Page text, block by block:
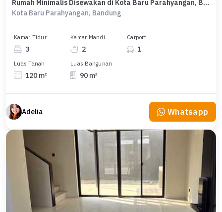
Rumah Minimalis Disewakan di Kota Baru Parahyangan, Bandung, Harga Ekonomis
Kota Baru Parahyangan, Bandung
Kamar Tidur
3
Kamar Mandi
2
Carport
1
Luas Tanah
120 m²
Luas Bangunan
90 m²
Adelia Whatsapp